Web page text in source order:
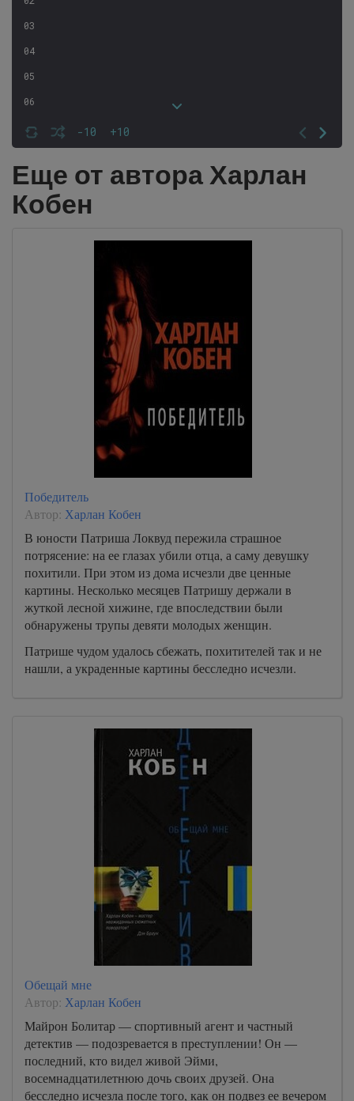
-10 +10
03
04
05
06
07
08
09
10
22
23
24
25
26
27
28
41
44
Еще от автора Харлан
Кобен
Победитель
Автор: Харлан Кобен
В юности Патриша Локвуд пережила страшное
потрясение: на ее глазах убили отца, а саму девушку
похитили. При этом из дома исчезли две ценные
картины. Несколько месяцев Патришу держали в
жуткой лесной хижине, где впоследствии были
обнаружены трупы девяти молодых женщин.
Патрише чудом удалось сбежать, похитителей так и не
нашли, а украденные картины бесследно исчезли.
Обещай мне
Автор: Харлан Кобен
Майрон Болитар — спортивный агент и частный
детектив — подозревается в преступлении! Он —
последний, кто видел живой Эйми,
восемнадцатилетнюю дочь своих друзей. Она
бесследно исчезла после того, как он подвез ее вечером